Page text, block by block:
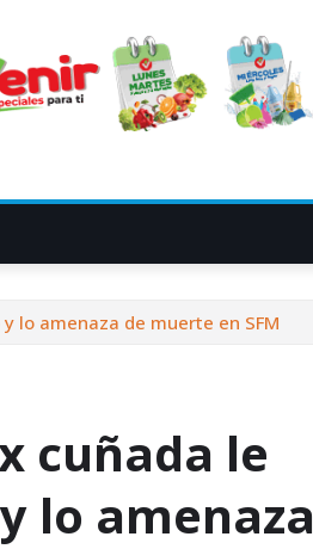
lo amenaza de muerte en SFM
cuñada le
lo amenaza